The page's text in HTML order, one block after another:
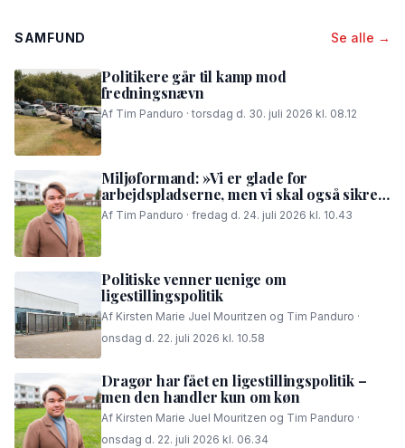
SAMFUND Se alle →
Politikere går til kamp mod
fredningsnævn
Af Tim Panduro · torsdag d. 30. juli 2026 kl. 08.12
Miljøformand: »Vi er glade for
arbejdspladserne, men vi skal også sikre,
at folk i området kan få en god nattesøvn«
Af Tim Panduro · fredag d. 24. juli 2026 kl. 10.43
Politiske venner uenige om
ligestillingspolitik
Af Kirsten Marie Juel Mouritzen og Tim Panduro ·
onsdag d. 22. juli 2026 kl. 10.58
Dragør har fået en ligestillingspolitik –
men den handler kun om køn
Af Kirsten Marie Juel Mouritzen og Tim Panduro ·
onsdag d. 22. juli 2026 kl. 06.34